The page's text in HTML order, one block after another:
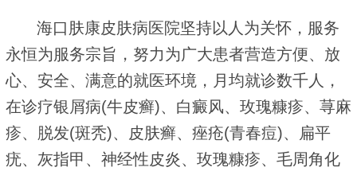
海口肤康皮肤病医院坚持以人为关怀，服务
永恒为服务宗旨，努力为广大患者营造方便、放
心、安全、满意的就医环境，月均就诊数千人，
在诊疗银屑病(牛皮癣)、白癜风、玫瑰糠疹、荨麻
疹、脱发(斑秃)、皮肤癣、痤疮(青春痘)、扁平
疣、灰指甲、神经性皮炎、玫瑰糠疹、毛周角化